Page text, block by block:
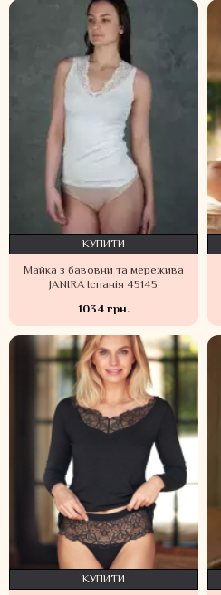
Майка з бавовни та мережива
JANIRA Іспанія 45145
1034 грн.
КУПИТИ
КУПИТИ